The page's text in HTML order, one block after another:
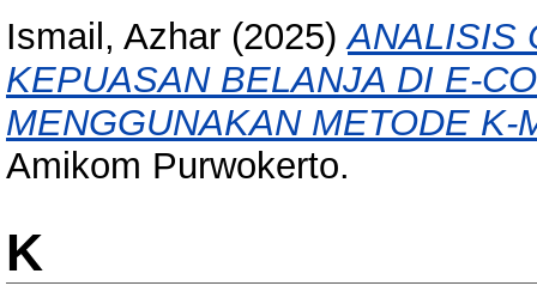
Ismail, Azhar (2025)ANALISIS
KEPUASAN BELANJA DI E-
MENGGUNAKAN METODE K-
Amikom Purwokerto.
K